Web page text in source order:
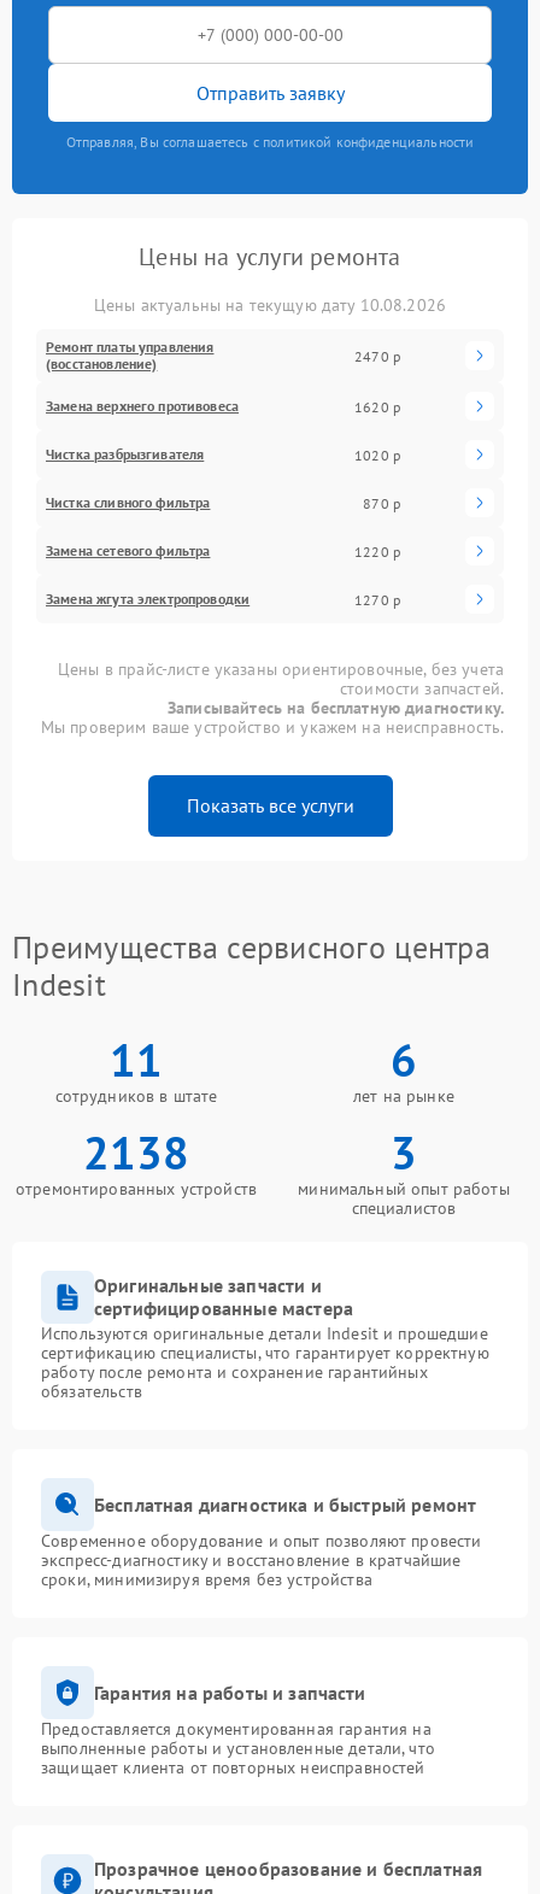
Отправить заявку
Отправляя, Вы соглашаетесь с политикой конфиденциальности
Цены на услуги ремонта
Цены актуальны на текущую дату 10.08.2026
Ремонт платы управления
(восстановление)
2470 р
Замена верхнего противовеса 1620 р
Чистка разбрызгивателя 1020 р
Чистка сливного фильтра 870 р
Замена сетевого фильтра 1220 р
Замена жгута электропроводки 1270 р
Цены в прайс-листе указаны ориентировочные, без учета
стоимости запчастей.
Записывайтесь на бесплатную диагностику.
Мы проверим ваше устройство и укажем на неисправность.
Показать все услуги
Преимущества сервисного центра
Indesit
11
сотрудников в штате
6
лет на рынке
2138
отремонтированных устройств
3
минимальный опыт работы
специалистов
Оригинальные запчасти и
сертифицированные мастера
Используются оригинальные детали Indesit и прошедшие
сертификацию специалисты, что гарантирует корректную
работу после ремонта и сохранение гарантийных
обязательств
Бесплатная диагностика и быстрый ремонт
Современное оборудование и опыт позволяют провести
экспресс-диагностику и восстановление в кратчайшие
сроки, минимизируя время без устройства
Гарантия на работы и запчасти
Предоставляется документированная гарантия на
выполненные работы и установленные детали, что
защищает клиента от повторных неисправностей
Прозрачное ценообразование и бесплатная